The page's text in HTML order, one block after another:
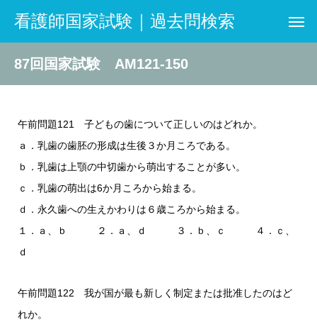
看護師国家試験｜過去問検索
87回国家試験 AM121-150
午前問題121 子どもの歯について正しいのはどれか。
ａ．乳歯の歯胚の形成は生後３か月ころである。
ｂ．乳歯は上顎の中切歯から萌出することが多い。
ｃ．乳歯の萌出は6か月ころから始まる。
ｄ．永久歯への生えかわりは６歳ころから始まる。
１．ａ、ｂ ２．ａ、ｄ ３．ｂ、ｃ ４．ｃ、
ｄ
午前問題122 我が国が最も新しく制定または批准したのはど
れか。